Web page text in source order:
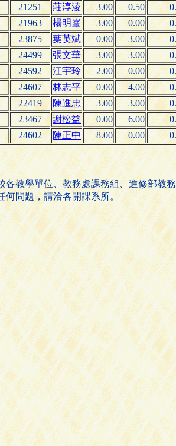
21251 莊淳淩 3.00 0.50
21963 楊明 3.00 0.00
23875 葉英斌 0.00 3.00
24499 張文華 3.00 3.00
24592 江宇玲 2.00 0.00
24607 林志平 0.00 4.00
22419 陳進忠 3.00 3.00
23467 謝松益 0.00 6.00
24602 陳正中 8.00 0.00
各教學單位、教務處課務組、進修部教
何問題，請洽各開課系所。